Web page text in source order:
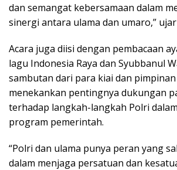
dan semangat kebersamaan dalam
sinergi antara ulama dan umaro,”
Acara juga diisi dengan pembacaan
lagu Indonesia Raya dan Syubbanul
sambutan dari para kiai dan
menekankan pentingnya dukungan
terhadap langkah-langkah Polri
program pemerintah.
“Polri dan ulama punya peran yang
dalam menjaga persatuan dan